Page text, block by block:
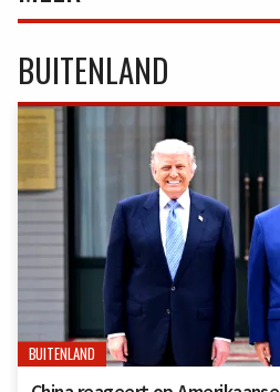
BUITENLAND
BUITENLAND